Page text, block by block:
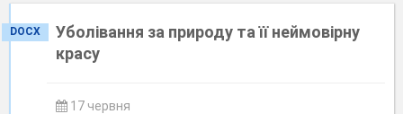
DOCX
Уболівання за природу та її неймовірну
красу
17 червня